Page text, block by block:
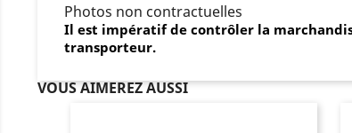
Photos non contractuelles
Il est impératif de contrôler la
transporteur.
VOUS AIMEREZ AUSSI